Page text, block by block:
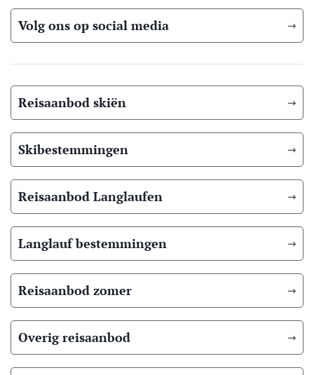
Volg ons op social media
Reisaanbod skiën
Skibestemmingen
Reisaanbod Langlaufen
Langlauf bestemmingen
Reisaanbod zomer
Overig reisaanbod